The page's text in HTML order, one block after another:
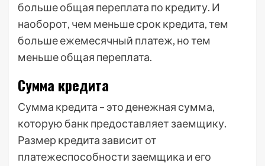
больше общая переплата по кредиту. И
наоборот, чем меньше срок кредита, тем
больше ежемесячный платеж, но тем
меньше общая переплата.
Сумма кредита
Сумма кредита – это денежная сумма,
которую банк предоставляет заемщику.
Размер кредита зависит от
платежеспособности заемщика и его